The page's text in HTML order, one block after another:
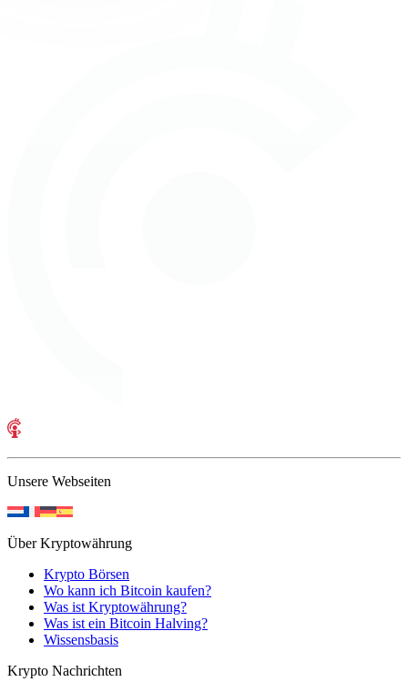
Unsere Webseiten
Über Kryptowährung
Krypto Börsen
Wo kann ich Bitcoin kaufen?
Was ist Kryptowährung?
Was ist ein Bitcoin Halving?
Wissensbasis
Krypto Nachrichten